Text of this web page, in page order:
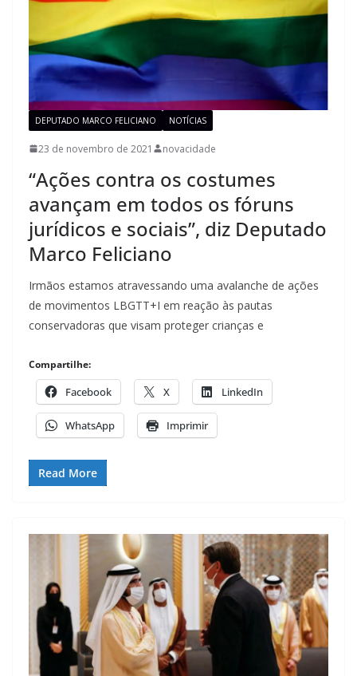
DEPUTADO MARCO FELICIANO NOTÍCIAS
23 de novembro de 2021 novacidade
“Ações contra os costumes
avançam em todos os fóruns
jurídicos e sociais”, diz Deputado
Marco Feliciano
Irmãos estamos atravessando uma avalanche de ações
de movimentos LBGTT+I em reação às pautas
conservadoras que visam proteger crianças e
Compartilhe:
Facebook X LinkedIn
WhatsApp Imprimir
Read More